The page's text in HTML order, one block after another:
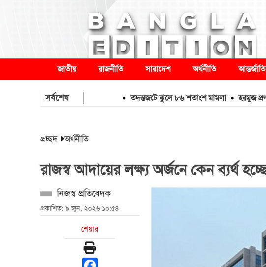
জাতীয় রাজনীতি সারাদেশ অর্থনীতি
সর্বশেষ তদন্তজটে ঝুলে ৮৬ শতাংশ মামলা হরমুজ প্রণালিতে ফের
প্রচ্ছদ অর্থনীতি
রাজস্ব আদায়ের লক্ষ্য অর্জনে কেন ব্যর্থ
নিজস্ব প্রতিবেদক
প্রকাশিত: ৯ জুন, ২০২৬ ১০:৫৪
শেয়ার
Facebook